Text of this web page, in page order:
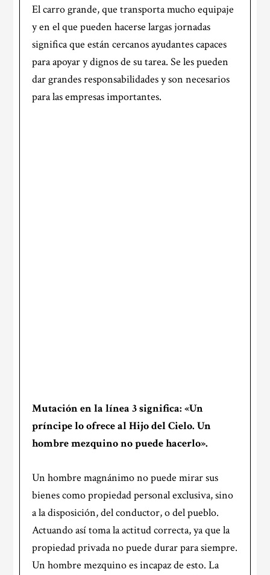
El carro grande, que transporta mucho equipaje
y en el que pueden hacerse largas jornadas
significa que están cercanos ayudantes capaces
para apoyar y dignos de su tarea. Se les pueden
dar grandes responsabilidades y son necesarios
para las empresas importantes.
Mutación en lalínea 3significa: «Un
príncipe lo ofrece al Hijo del Cielo. Un
hombre mezquino no puede hacerlo».
Un hombre magnánimo no puede mirar sus
bienes como propiedad personal exclusiva, sino
a la disposición, del conductor, o del pueblo.
Actuando así toma la actitud correcta, ya que la
propiedad privada no puede durar para siempre.
Un hombre mezquino es incapaz de esto. La